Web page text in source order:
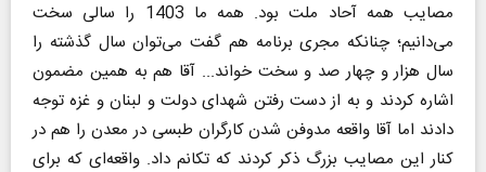
مصایب همه آحاد ملت بود. همه ما 1403 را سالی سخت
می‌دانیم؛ چنانکه مجری برنامه هم گفت می‌توان سال گذشته را
سال هزار و چهار صد و سخت خواند... آقا هم به همین مضمون
اشاره کردند و به از دست رفتن شهدای دولت و لبنان و غزه توجه
دادند اما آقا واقعه مدوفن شدن کارگران طبسی در معدن را هم در
کنار این مصایب بزرگ ذکر کردند که تکانم داد. واقعه‌ای که برای